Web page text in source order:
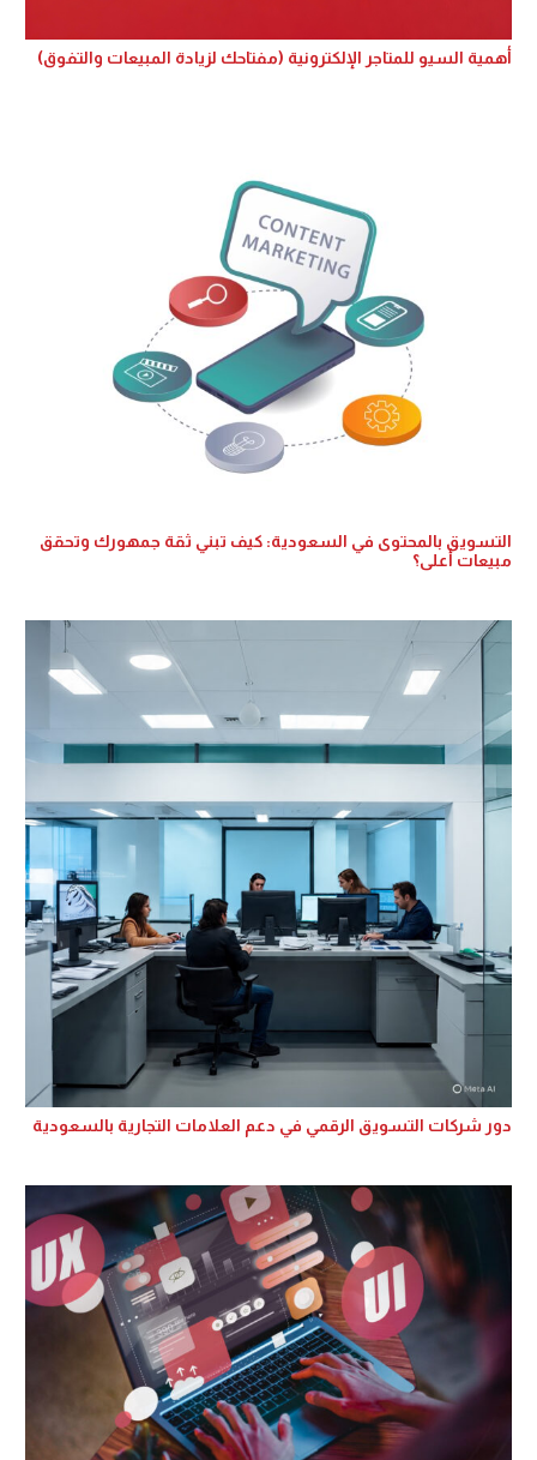
أهمية السيو للمتاجر الإلكترونية (مفتاحك لزيادة المبيعات والتفوق)
التسويق بالمحتوى في السعودية: كيف تبني ثقة جمهورك وتحقق
مبيعات أعلى؟
دور شركات التسويق الرقمي في دعم العلامات التجارية بالسعودية